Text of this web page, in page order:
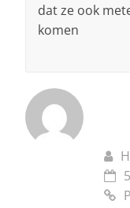
dat ze ook
komen